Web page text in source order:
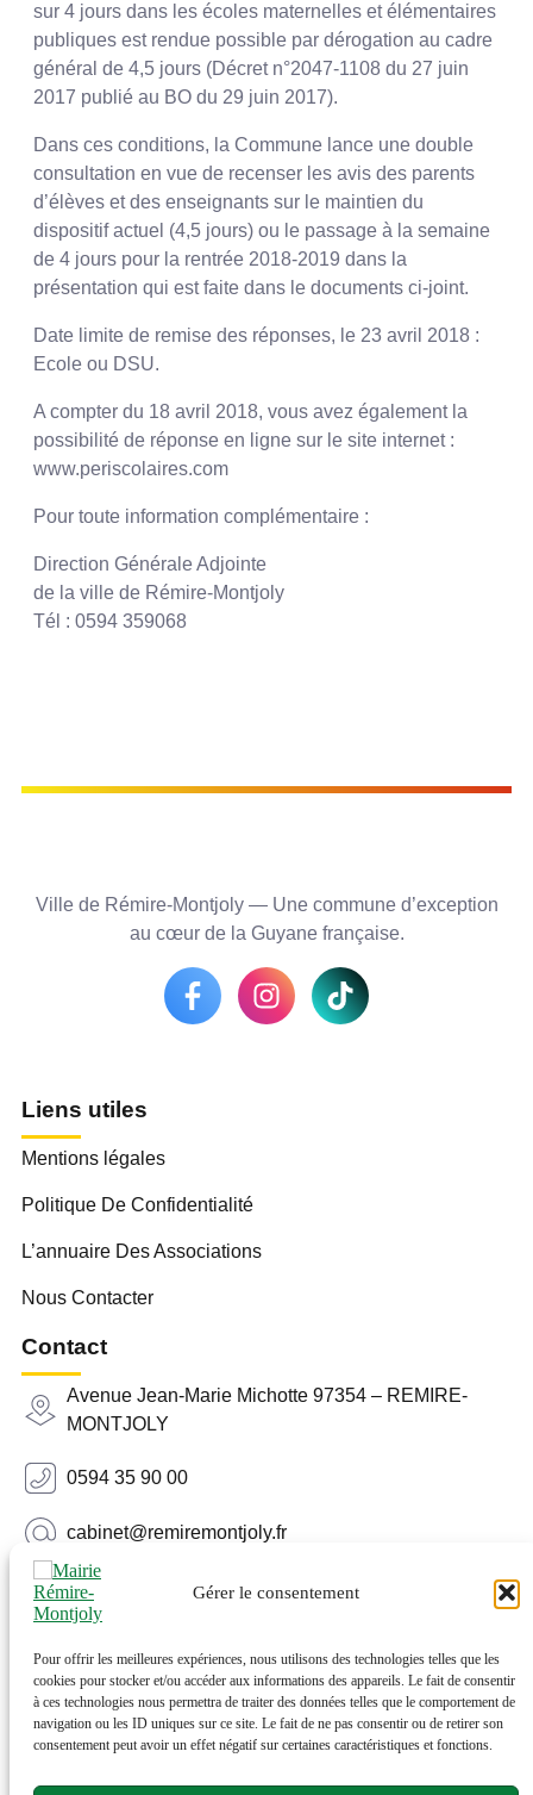
Gérer le consentement
Pour offrir les meilleures expériences, nous utilisons des technologies telles que les
cookies pour stocker et/ou accéder aux informations des appareils. Le fait de consentir
à ces technologies nous permettra de traiter des données telles que le comportement de
navigation ou les ID uniques sur ce site. Le fait de ne pas consentir ou de retirer son
consentement peut avoir un effet négatif sur certaines caractéristiques et fonctions.
sur 4 jours dans les écoles maternelles et élémentaires
publiques est rendue possible par dérogation au cadre
général de 4,5 jours (Décret n°2047-1108 du 27 juin
2017 publié au BO du 29 juin 2017).
Dans ces conditions, la Commune lance une double
consultation en vue de recenser les avis des parents
d’élèves et des enseignants sur le maintien du
dispositif actuel (4,5 jours) ou le passage à la semaine
de 4 jours pour la rentrée 2018-2019 dans la
présentation qui est faite dans le documents ci-joint.
Date limite de remise des réponses, le 23 avril 2018 :
Ecole ou DSU.
A compter du 18 avril 2018, vous avez également la
possibilité de réponse en ligne sur le site internet :
www.periscolaires.com
Pour toute information complémentaire :
Direction Générale Adjointe
de la ville de Rémire-Montjoly
Tél : 0594 359068
Ville de Rémire-Montjoly — Une commune d’exception
au cœur de la Guyane française.
Liens utiles
Mentions légales
Politique De Confidentialité
L’annuaire Des Associations
Nous Contacter
Contact
Avenue Jean-Marie Michotte 97354 – REMIRE-
MONTJOLY
0594 35 90 00
cabinet@remiremontjoly.fr
Newsletter
nouvelles de votre commune.